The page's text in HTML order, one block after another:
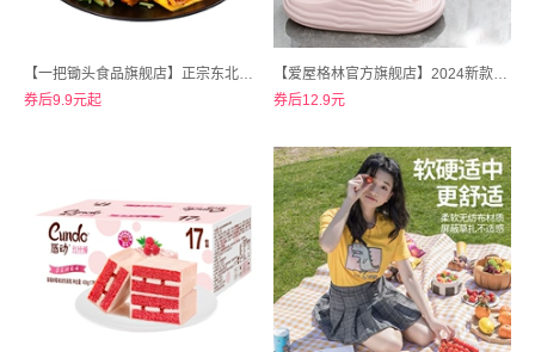
【一把锄头食品旗舰店】正宗东北烤冷面家庭装20片
券后9.9元起
【爱屋格林官方旗舰店】2024新款居家网红EVA防滑男女凉拖鞋
券后12.9元